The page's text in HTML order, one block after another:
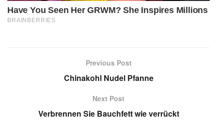
Previous Post
Chinakohl Nudel Pfanne
Next Post
Verbrennen Sie Bauchfett wie verrückt